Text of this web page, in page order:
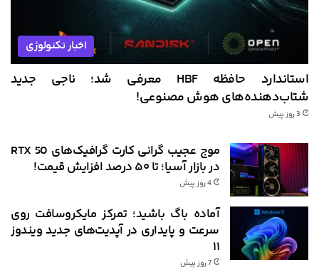
اخبار تکنولوژی
استاندارد حافظه HBF معرفی شد؛ ناجی جدید
شتاب‌دهنده‌های هوش مصنوعی!
3 روز پیش
موج عجیب گرانی کارت گرافیک‌های RTX 50
در بازار آسیا؛ تا ۵۰ درصد افزایش قیمت!
4 روز پیش
آماده باگ باشید؛ تمرکز مایکروسافت روی
سرعت و پایداری در آپدیت‌های جدید ویندوز
۱۱
7 روز پیش